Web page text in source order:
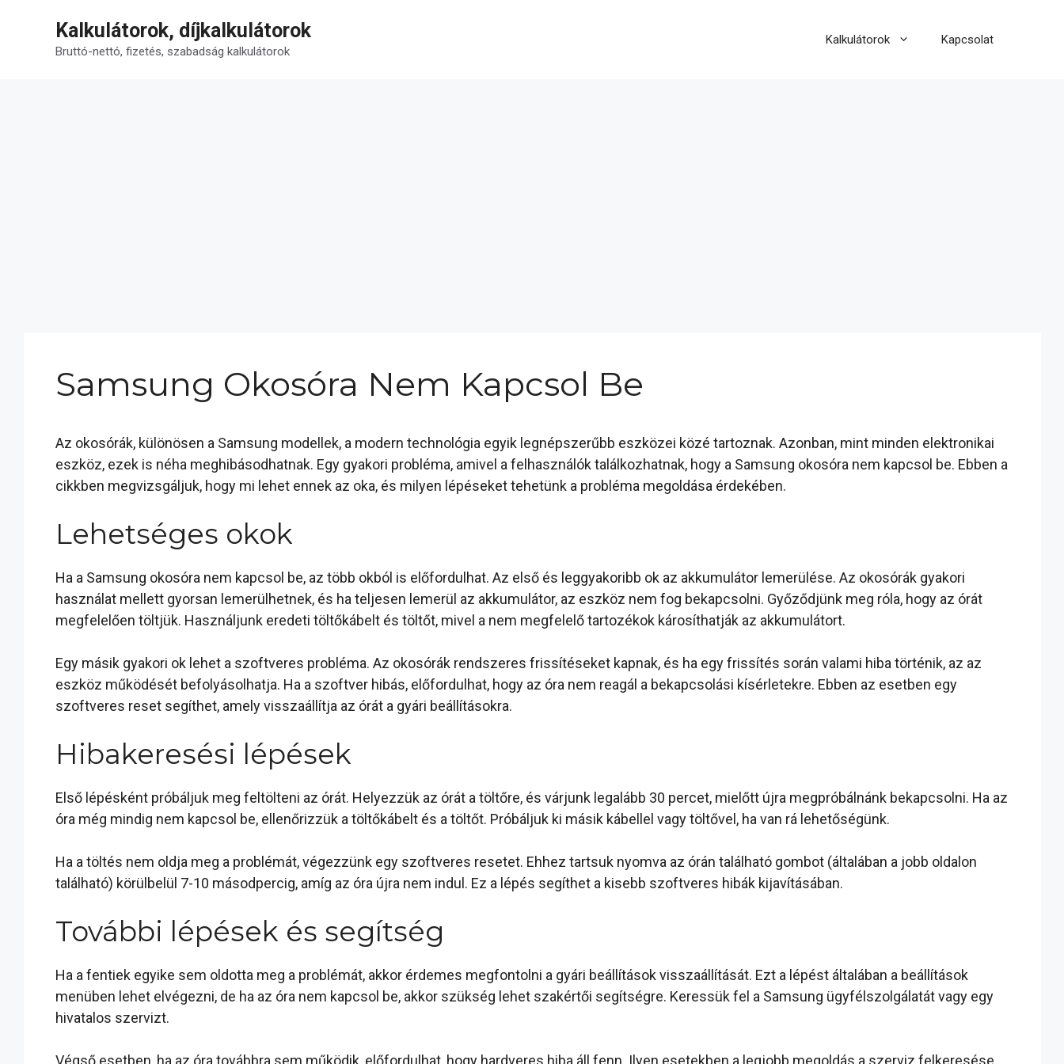
tartalomba
Kalkulátorok, díjkalkulátorok
Bruttó-nettó, fizetés, szabadság kalkulátorok
Kalkulátorok Kapcsolat
Samsung Okosóra Nem Kapcsol Be
Az okosórák, különösen a Samsung modellek, a modern technológia egyik legnépszerűbb eszközei közé tartoznak. Azonban, mint minden elektronikai
eszköz, ezek is néha meghibásodhatnak. Egy gyakori probléma, amivel a felhasználók találkozhatnak, hogy a Samsung okosóra nem kapcsol be. Ebben a
cikkben megvizsgáljuk, hogy mi lehet ennek az oka, és milyen lépéseket tehetünk a probléma megoldása érdekében.
Lehetséges okok
Ha a Samsung okosóra nem kapcsol be, az több okból is előfordulhat. Az első és leggyakoribb ok az akkumulátor lemerülése. Az okosórák gyakori
használat mellett gyorsan lemerülhetnek, és ha teljesen lemerül az akkumulátor, az eszköz nem fog bekapcsolni. Győződjünk meg róla, hogy az órát
megfelelően töltjük. Használjunk eredeti töltőkábelt és töltőt, mivel a nem megfelelő tartozékok károsíthatják az akkumulátort.
Egy másik gyakori ok lehet a szoftveres probléma. Az okosórák rendszeres frissítéseket kapnak, és ha egy frissítés során valami hiba történik, az az
eszköz működését befolyásolhatja. Ha a szoftver hibás, előfordulhat, hogy az óra nem reagál a bekapcsolási kísérletekre. Ebben az esetben egy
szoftveres reset segíthet, amely visszaállítja az órát a gyári beállításokra.
Hibakeresési lépések
Első lépésként próbáljuk meg feltölteni az órát. Helyezzük az órát a töltőre, és várjunk legalább 30 percet, mielőtt újra megpróbálnánk bekapcsolni. Ha az
óra még mindig nem kapcsol be, ellenőrizzük a töltőkábelt és a töltőt. Próbáljuk ki másik kábellel vagy töltővel, ha van rá lehetőségünk.
Ha a töltés nem oldja meg a problémát, végezzünk egy szoftveres resetet. Ehhez tartsuk nyomva az órán található gombot (általában a jobb oldalon
található) körülbelül 7-10 másodpercig, amíg az óra újra nem indul. Ez a lépés segíthet a kisebb szoftveres hibák kijavításában.
További lépések és segítség
Ha a fentiek egyike sem oldotta meg a problémát, akkor érdemes megfontolni a gyári beállítások visszaállítását. Ezt a lépést általában a beállítások
menüben lehet elvégezni, de ha az óra nem kapcsol be, akkor szükség lehet szakértői segítségre. Keressük fel a Samsung ügyfélszolgálatát vagy egy
hivatalos szervizt.
Végső esetben, ha az óra továbbra sem működik, előfordulhat, hogy hardveres hiba áll fenn. Ilyen esetekben a legjobb megoldás a szerviz felkeresése,